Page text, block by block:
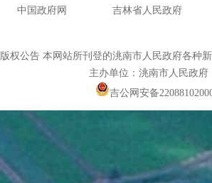
中国政府网 吉林省人民政府
版权公告 本网站所刊登的洮南市人民政府各种
主办单位：洮南市人民政
吉公网安备